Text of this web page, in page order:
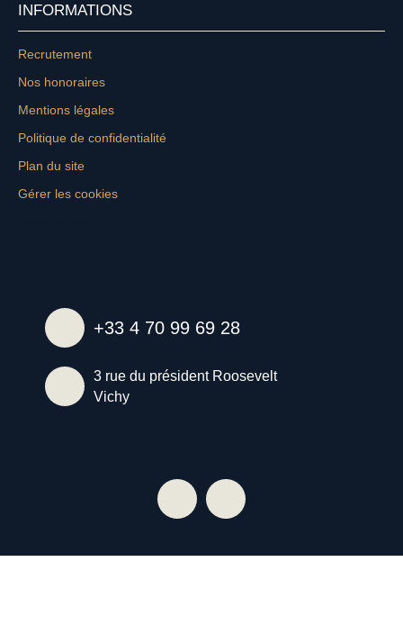
INFORMATIONS
Recrutement
Nos honoraires
Mentions légales
Politique de confidentialité
Plan du site
Gérer les cookies
+33 4 70 99 69 28
3 rue du président Roosevelt
Vichy